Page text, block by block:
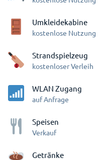
Umkleidekabine
kostenlose Nutzung
Strandspielzeug
kostenloser Verleih
WLAN Zugang
auf Anfrage
Speisen
Verkauf
Getränke